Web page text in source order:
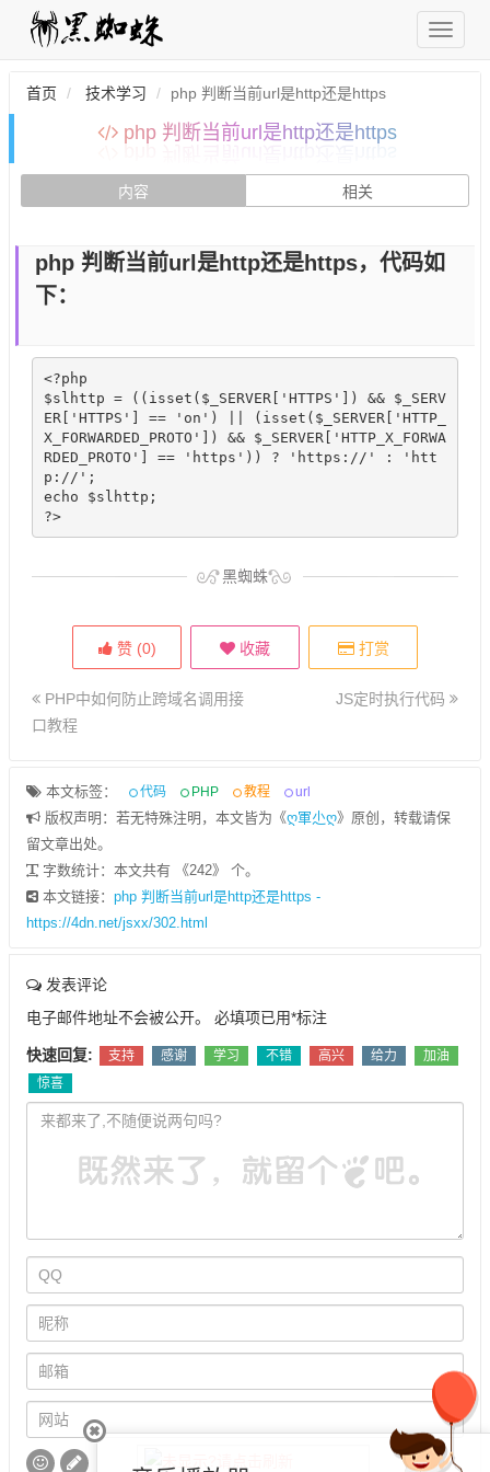
首页 技术学习 php 判断当前url是http还是https
php 判断当前url是http还是https
内容 相关
php 判断当前url是http还是https，代码如
下：
<?php
$slhttp = ((isset($_SERVER['HTTPS']) && $_SERV
ER['HTTPS'] == 'on') || (isset($_SERVER['HTTP_
X_FORWARDED_PROTO']) && $_SERVER['HTTP_X_FORWA
RDED_PROTO'] == 'https')) ? 'https://' : 'htt
p://';
echo $slhttp;
?>
黑蜘蛛
赞 (0) 收藏 打赏
PHP中如何防止跨域名调用接
口教程
JS定时执行代码
本文标签： 代码 PHP 教程 url
版权声明：若无特殊注明，本文皆为《ღ軍尐ღ》原创，转载请保
留文章出处。
字数统计：本文共有 《242》 个。
本文链接： php 判断当前url是http还是https -
https://4dn.net/jsxx/302.html
发表评论
电子邮件地址不会被公开。
必填项已用*标注
快速回复: 支持 感谢 学习 不错 高兴 给力
加油
惊喜